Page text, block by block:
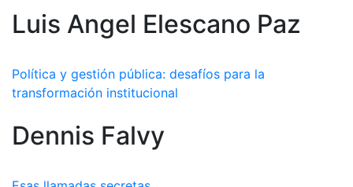
Luis Angel Elescano Paz
Política y gestión pública: desafíos para la
transformación institucional
Dennis Falvy